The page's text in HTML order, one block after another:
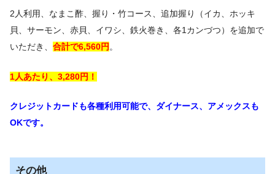
2人利用、なまこ酢、握り・竹コース、追加握り（イカ、ホッキ
貝、サーモン、赤貝、イワシ、鉄火巻き、各1カンづつ）を追加で
いただき、 合計で6,560円 。
1人あたり、3,280円！
クレジットカードも各種利用可能で、ダイナース、アメックスも
OKです。
その他